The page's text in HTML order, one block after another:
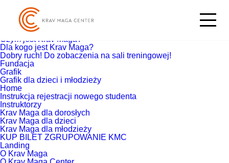
Strony
Co zyskasz trenując Krav Maga?
Czym jest Krav Maga?
Dla kogo jest Krav Maga?
Dobry ruch! Do zobaczenia na sali treningowej!
Fundacja
Grafik
Grafik dla dzieci i młodzieży
Home
Instrukcja rejestracji nowego studenta
Instruktorzy
Krav Maga dla dorosłych
Krav Maga dla dzieci
Krav Maga dla młodzieży
KUP BILET ZGRUPOWANIE KMC
Landing
O Krav Maga